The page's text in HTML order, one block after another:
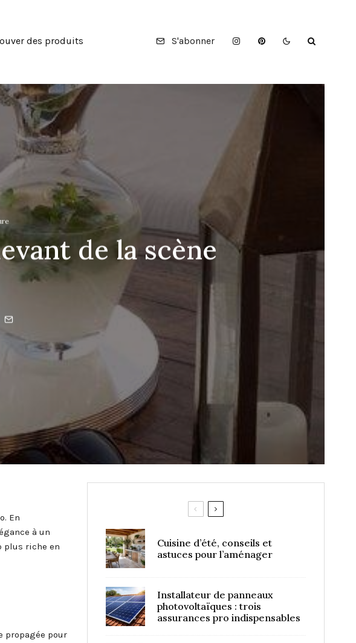
des produits S'abonner
de la scène
En
à un
plus riche en
propagée pour
Cuisine d’été, conseils et
astuces pour l’aménager
Installateur de panneaux
photovoltaïques : trois
assurances pro indispensables